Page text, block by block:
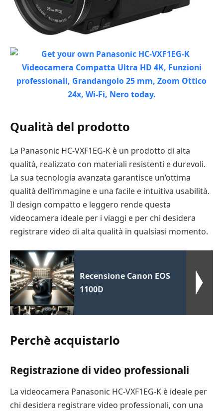
Qualità del prodotto
La Panasonic HC-VXF1EG-K è un prodotto di alta
qualità, realizzato con materiali resistenti e durevoli.
La sua tecnologia avanzata garantisce un’ottima
qualità dell’immagine e una facile e intuitiva usabilità.
Il design compatto e leggero rende questa
videocamera ideale per i viaggi e per chi desidera
registrare video di alta qualità in qualsiasi momento.
Recensione Canon EOS
1100D
Perchè acquistarlo
Registrazione di video professionali
La videocamera Panasonic HC-VXF1EG-K è ideale per
chi desidera registrare video professionali, con una